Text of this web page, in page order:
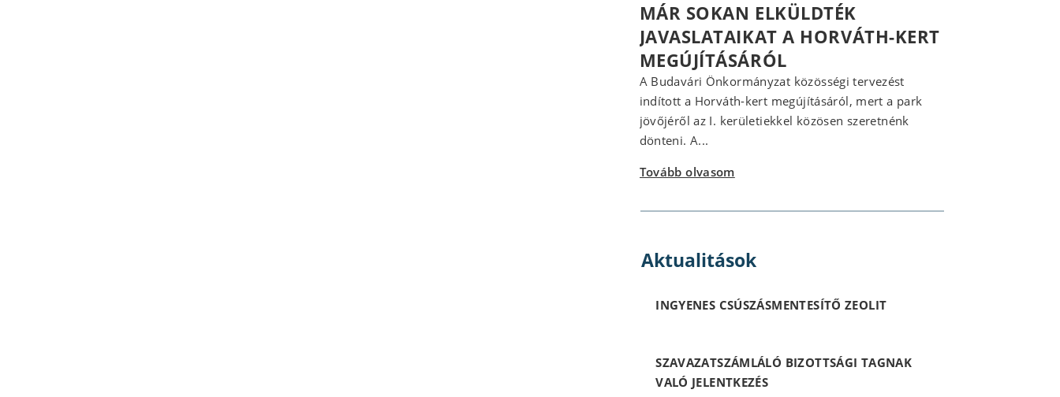
MÁR SOKAN ELKÜLDTÉK
JAVASLATAIKAT A HORVÁTH-KERT
MEGÚJÍTÁSÁRÓL
A Budavári Önkormányzat közösségi tervezést
indított a Horváth-kert megújításáról, mert a park
jövőjéről az I. kerületiekkel közösen szeretnénk
dönteni. A...
Tovább olvasom
Aktualitások
INGYENES CSÚSZÁSMENTESÍTŐ ZEOLIT
SZAVAZATSZÁMLÁLÓ BIZOTTSÁGI TAGNAK
VALÓ JELENTKEZÉS